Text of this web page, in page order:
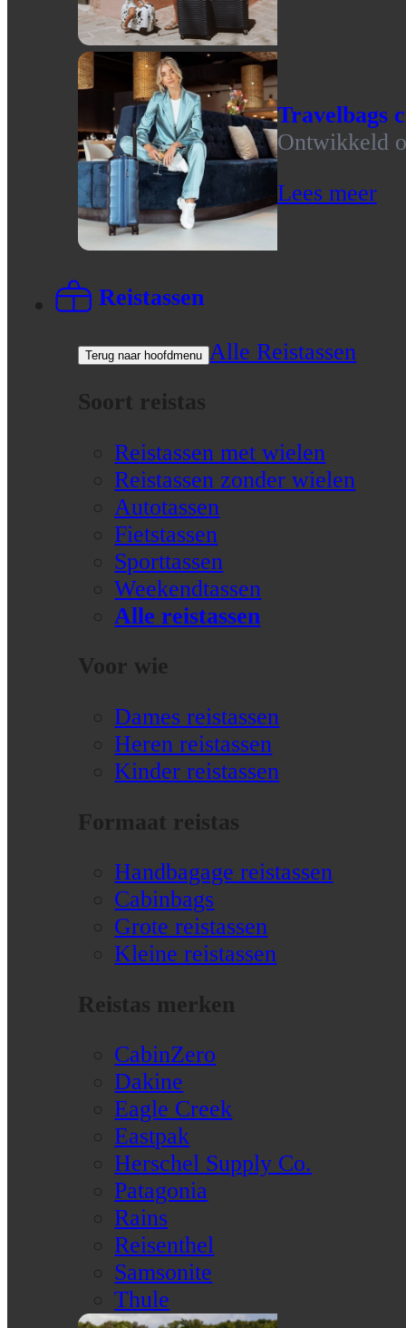
Travelbags
Ontwikkeld
Lees meer
Reistassen
Terug naar hoofdmenu
Alle Reistassen
Soort reistas
Reistassen met wielen
Reistassen zonder wielen
Autotassen
Fietstassen
Sporttassen
Weekendtassen
Alle reistassen
Voor wie
Dames reistassen
Heren reistassen
Kinder reistassen
Formaat reistas
Handbagage reistassen
Cabinbags
Grote reistassen
Kleine reistassen
Reistas merken
CabinZero
Dakine
Eagle Creek
Eastpak
Herschel Supply Co.
Patagonia
Rains
Reisenthel
Samsonite
Thule